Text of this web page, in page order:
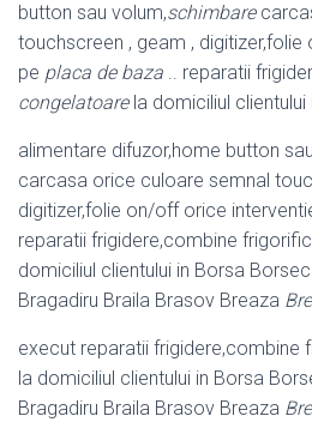
button sau volum,schimbare
touchscreen , geam ,
pe placa de baza .. reparatii
congelatoarela domiciliul clientului
alimentare difuzor,home button
carcasa orice culoare semnal
digitizer,folie on/off orice
reparatii frigidere,combine
domiciliul clientului in Borsa
Bragadiru Braila Brasov Breaza
execut reparatii frigidere,combine
la domiciliul clientului in Borsa
Bragadiru Braila Brasov Breaza